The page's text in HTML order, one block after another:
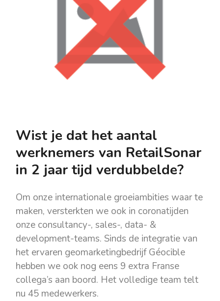
Wist je dat het aantal
werknemers van RetailSonar
in 2 jaar tijd verdubbelde?
Om onze internationale groeiambities waar te
maken, versterkten we ook in coronatijden
onze consultancy-, sales-, data- &
development-teams. Sinds de integratie van
het ervaren geomarketingbedrijf Géocible
hebben we ook nog eens 9 extra Franse
collega’s aan boord. Het volledige team telt
nu 45 medewerkers.